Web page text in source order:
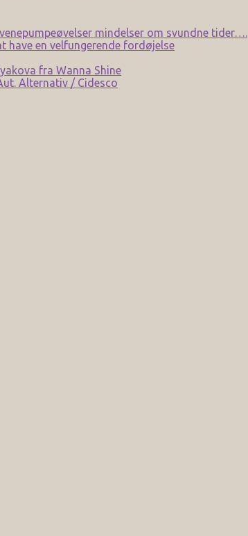
mindelser om svundne tider….
have en velfungerende fordøjelse
fra Wanna Shine
Alternativ / Cidesco